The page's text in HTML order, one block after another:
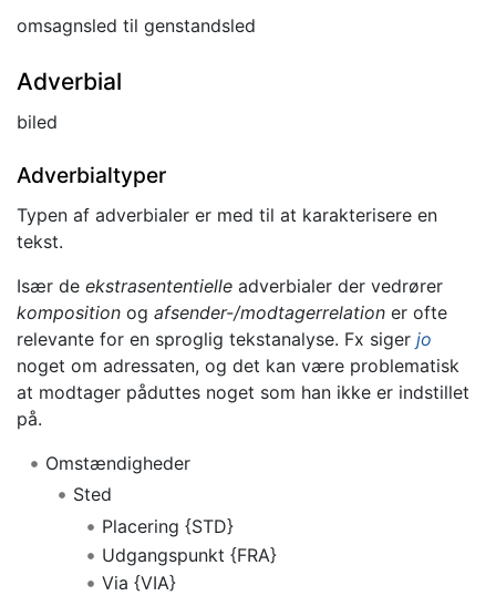
omsagnsled til genstandsled
Adverbial
biled
Adverbialtyper
Typen af adverbialer er med til at karakterisere en
tekst.
Især de ekstrasententielle adverbialer der vedrører
komposition og afsender-/modtagerrelation er ofte
relevante for en sproglig tekstanalyse. Fx siger jo
noget om adressaten, og det kan være problematisk
at modtager påduttes noget som han ikke er indstillet
på.
Omstændigheder
Sted
Placering {STD}
Udgangspunkt {FRA}
Via {VIA}